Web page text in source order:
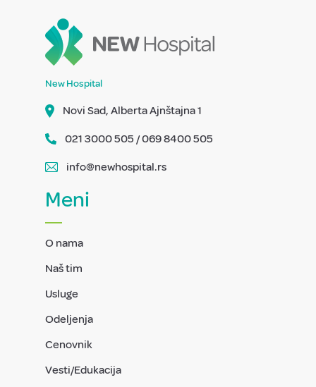
New Hospital
Novi Sad, Alberta Ajnštajna 1
021 3000 505 / 069 8400 505
info@newhospital.rs
Meni
O nama
Naš tim
Usluge
Odeljenja
Cenovnik
Vesti/Edukacija